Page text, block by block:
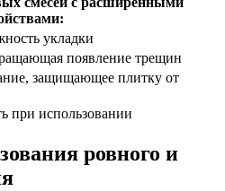
укладки
появление трещин
защищающее плитку от
при использовании
ровного и